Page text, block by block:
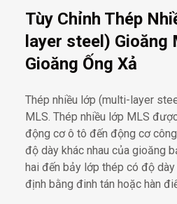
Tùy Chỉnh Thép
layer steel) Gioăng
Gioăng Ống Xả
Thép nhiều lớp (multi-layer
MLS. Thép nhiều lớp MLS
động cơ ô tô đến động cơ
độ dày khác nhau của gioăng
hai đến bảy lớp thép có độ
định bằng đinh tán hoặc hàn